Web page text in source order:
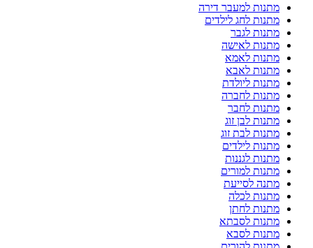
מתנות למעבר דירה
מתנות לחג לילדים
מתנות לגבר
מתנות לאישה
מתנות לאמא
מתנות לאבא
מתנות ליולדת
מתנות לחברה
מתנות לחבר
מתנות לבן זוג
מתנות לבת זוג
מתנות לילדים
מתנות לגננות
מתנות למורים
מתנה לסייעת
מתנות לכלה
מתנות לחתן
מתנות לסבתא
מתנות לסבא